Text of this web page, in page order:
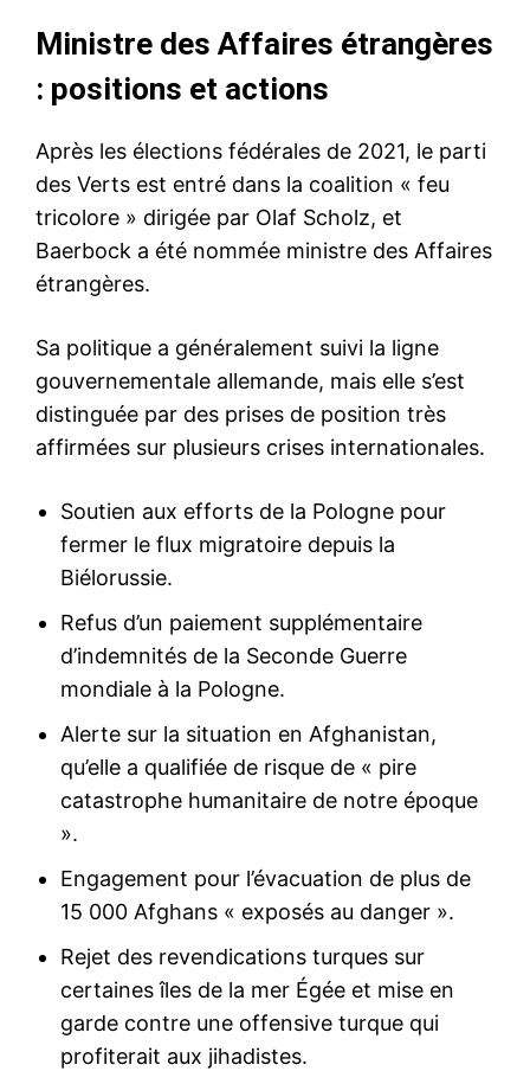
Ministre des Affaires étrangères
: positions et actions
Après les élections fédérales de 2021, le parti
des Verts est entré dans la coalition « feu
tricolore » dirigée par Olaf Scholz, et
Baerbock a été nommée ministre des Affaires
étrangères.
Sa politique a généralement suivi la ligne
gouvernementale allemande, mais elle s’est
distinguée par des prises de position très
affirmées sur plusieurs crises internationales.
Soutien aux efforts de la Pologne pour
fermer le flux migratoire depuis la
Biélorussie.
Refus d’un paiement supplémentaire
d’indemnités de la Seconde Guerre
mondiale à la Pologne.
Alerte sur la situation en Afghanistan,
qu’elle a qualifiée de risque de « pire
catastrophe humanitaire de notre époque
».
Engagement pour l’évacuation de plus de
15 000 Afghans « exposés au danger ».
Rejet des revendications turques sur
certaines îles de la mer Égée et mise en
garde contre une offensive turque qui
profiterait aux jihadistes.